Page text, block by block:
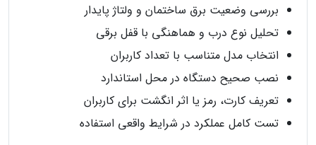
بررسی وضعیت برق ساختمان و ولتاژ پایدار
تحلیل نوع درب و هماهنگی با قفل برقی
انتخاب مدل متناسب با تعداد کاربران
نصب صحیح دستگاه در محل استاندارد
تعریف کارت، رمز یا اثر انگشت برای کاربران
تست کامل عملکرد در شرایط واقعی استفاده